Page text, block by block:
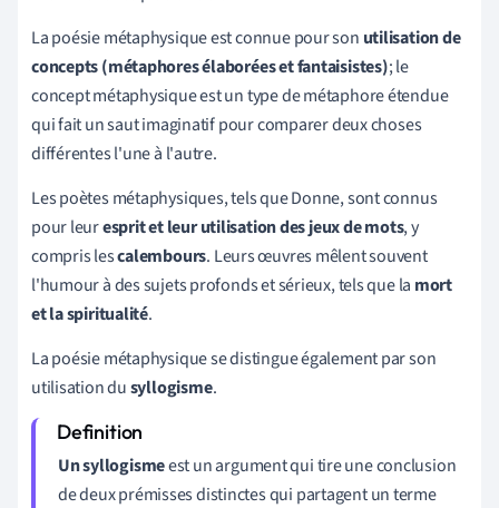
La poésie métaphysique est connue pour son utilisation de
concepts (métaphores élaborées et fantaisistes); le
concept métaphysique est un type de métaphore étendue
qui fait un saut imaginatif pour comparer deux choses
différentes l'une à l'autre.
Les poètes métaphysiques, tels que Donne, sont connus
pour leuresprit et leur utilisation des jeux de mots, y
compris lescalembours. Leurs œuvres mêlent souvent
l'humour à des sujets profonds et sérieux, tels que la mort
et la spiritualité.
La poésie métaphysique se distingue également par son
utilisation dusyllogisme.
Un syllogismeest un argument qui tire une conclusion
de deux prémisses distinctes qui partagent un terme